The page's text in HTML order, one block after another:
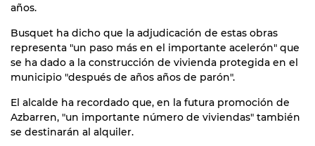
años.
Busquet ha dicho que la adjudicación de estas obras
representa "un paso más en el importante acelerón" que
se ha dado a la construcción de vivienda protegida en el
municipio "después de años años de parón".
El alcalde ha recordado que, en la futura promoción de
Azbarren, "un importante número de viviendas" también
se destinarán al alquiler.